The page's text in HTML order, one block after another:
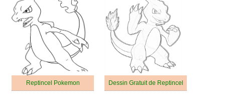
Reptincel Pokemon Dessin Gratuit de Reptincel